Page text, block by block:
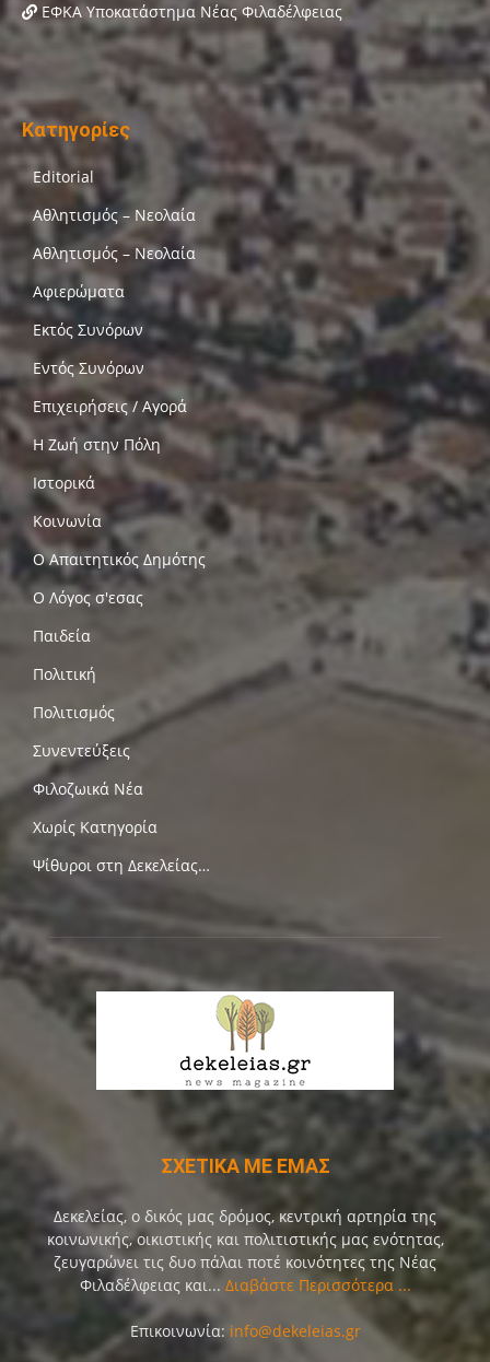
ΕΦΚΑ Υποκατάστημα Νέας Φιλαδέλφειας
Κατηγορίες
Editorial
Αθλητισμός – Νεολαία
Αθλητισμός – Νεολαία
Αφιερώματα
Εκτός Συνόρων
Εντός Συνόρων
Επιχειρήσεις / Αγορά
Η Ζωή στην Πόλη
Ιστορικά
Κοινωνία
Ο Απαιτητικός Δημότης
Ο Λόγος σ'εσας
Παιδεία
Πολιτική
Πολιτισμός
Συνεντεύξεις
Φιλοζωικά Νέα
Χωρίς Κατηγορία
Ψίθυροι στη Δεκελείας…
ΣΧΕΤΙΚΑ ΜΕ ΕΜΑΣ
Δεκελείας, ο δικός μας δρόμος, κεντρική αρτηρία της
κοινωνικής, οικιστικής και πολιτιστικής μας ενότητας,
ζευγαρώνει τις δυο πάλαι ποτέ κοινότητες της Νέας
Φιλαδέλφειας και... Διαβάστε Περισσότερα ...
Επικοινωνία: info@dekeleias.gr